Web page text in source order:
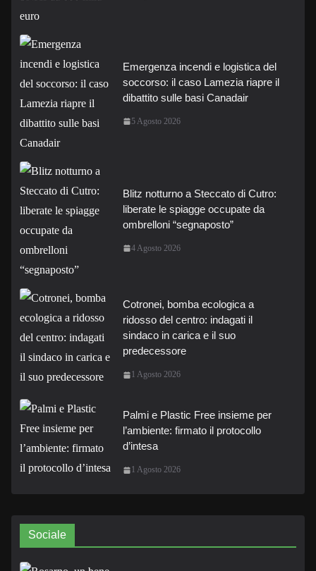
Emergenza incendi e logistica del
soccorso: il caso Lamezia riapre il
dibattito sulle basi Canadair
5 Agosto 2026
Blitz notturno a Steccato di Cutro:
liberate le spiagge occupate da
ombrelloni “segnaposto”
4 Agosto 2026
Cotronei, bomba ecologica a
ridosso del centro: indagati il
sindaco in carica e il suo
predecessore
1 Agosto 2026
Palmi e Plastic Free insieme per
l’ambiente: firmato il protocollo
d’intesa
1 Agosto 2026
Sociale